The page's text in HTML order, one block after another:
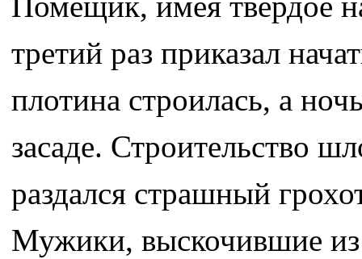
третий раз приказал
плотина строилась, а
засаде. Строительство
раздался страшный
Мужики, выскочившие из